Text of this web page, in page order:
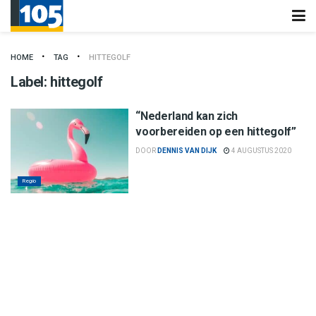
HOME TAG HITTEGOLF
Label: hittegolf
Regio
“Nederland kan zich
voorbereiden op een hittegolf”
DOOR DENNIS VAN DIJK 4 AUGUSTUS 2020